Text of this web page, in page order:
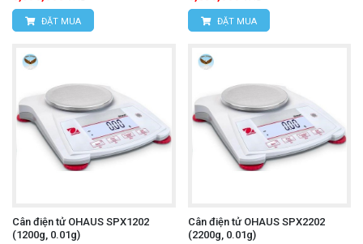
ĐẶT MUA ĐẶT MUA
Cân điện tử OHAUS SPX1202
(1200g, 0.01g)
Cân điện tử OHAUS SPX2202
(2200g, 0.01g)